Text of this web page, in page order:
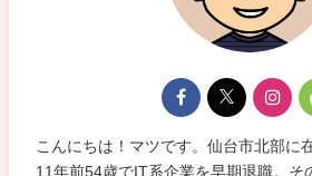
こんにちは！マツです。仙台市北部に
11年前54歳でIT系企業を早期退職。そ